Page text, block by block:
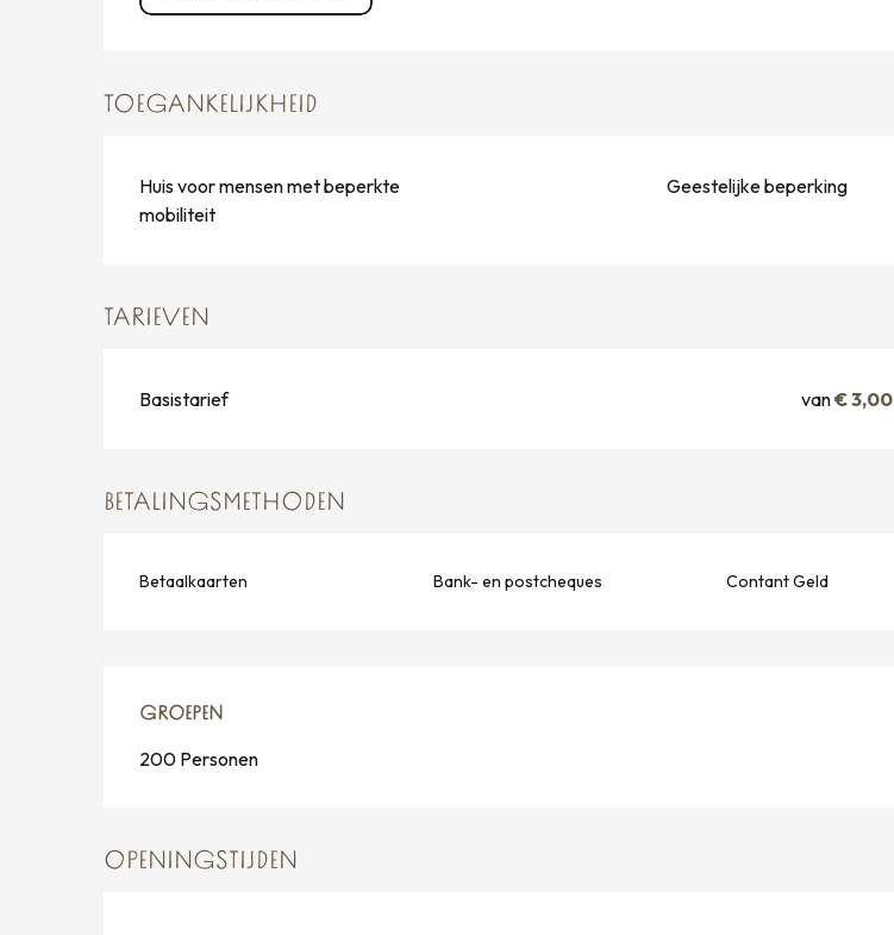
TOEGANKELIJKHEID
Huis voor mensen met beperkte
mobiliteit
Geestelijke beperking
TARIEVEN
Basistarief van€ 3,00
BETALINGSMETHODEN
Betaalkaarten Bank- en postcheques Contant Geld
GROEPEN
GROEPEN
200 Personen
OPENINGSTIJDEN